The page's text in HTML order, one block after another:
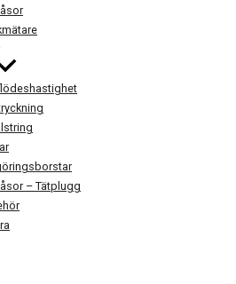
– Tätplugg